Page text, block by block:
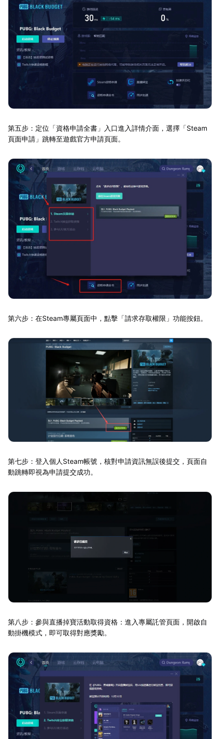
第五步：定位「資格申請全書」入口進入詳情介面，選擇「Steam
頁面申請」跳轉至遊戲官方申請頁面。
第六步：在Steam專屬頁面中，點擊「請求存取權限」功能按鈕。
第七步：登入個人Steam帳號，核對申請資訊無誤後提交，頁面自
動跳轉即視為申請提交成功。
第八步：參與直播掉寶活動取得資格：進入專屬託管頁面，開啟自
動掛機模式，即可取得對應獎勵。